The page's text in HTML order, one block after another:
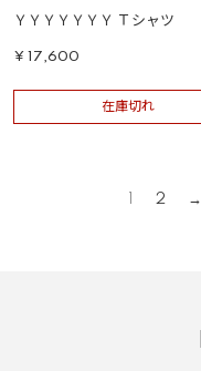
ＹＹＹＹＹＹＹ Ｔシャツ
¥ 17,600
在庫切れ
2